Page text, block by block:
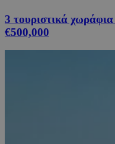
3 τουριστικά
€500,000